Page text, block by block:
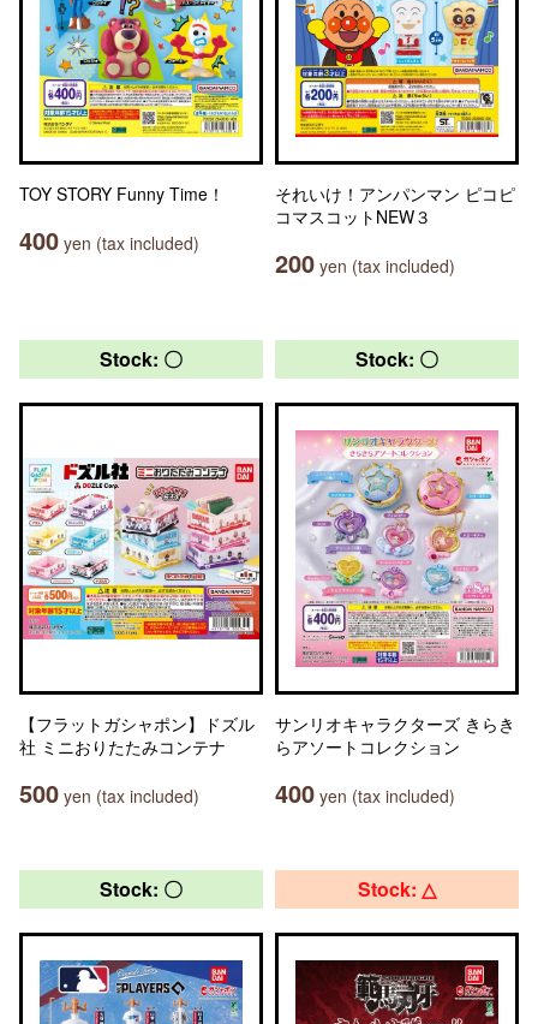
TOY STORY Funny Time！
400 yen (tax included)
それいけ！アンパンマン ピコピ
コマスコットNEW３
200 yen (tax included)
Stock: 〇
【フラットガシャポン】ドズル
社 ミニおりたたみコンテナ
500 yen (tax included)
Stock: 〇
サンリオキャラクターズ きらき
らアソートコレクション
400 yen (tax included)
Stock: 〇 Stock: △